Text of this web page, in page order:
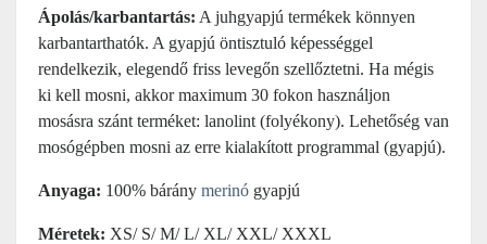
Ápolás/karbantartás: A juhgyapjú termékek könnyen
karbantarthatók. A gyapjú öntisztuló képességgel
rendelkezik, elegendő friss levegőn szellőztetni. Ha mégis
ki kell mosni, akkor maximum 30 fokon használjon
mosásra szánt terméket: lanolint (folyékony). Lehetőség van
mosógépben mosni az erre kialakított programmal (gyapjú).
Anyaga: 100% bárány merinó gyapjú
Méretek: XS/ S/ M/ L/ XL/ XXL/ XXXL